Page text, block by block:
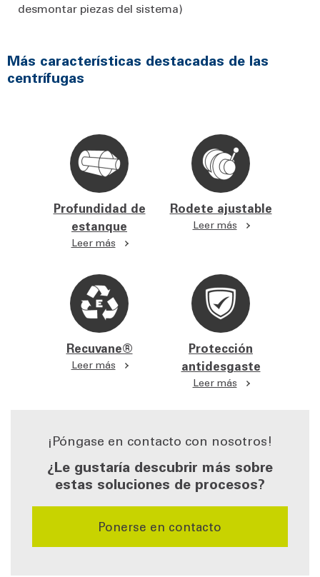
desmontar piezas del sistema)
Más características destacadas de las
centrífugas
Profundidad de
estanque
Leer más
Rodete ajustable
Leer más
Recuvane®
Leer más
Protección
antidesgaste
Leer más
¡Póngase en contacto con nosotros!
¿Le gustaría descubrir más sobre
estas soluciones de procesos?
Ponerse en contacto